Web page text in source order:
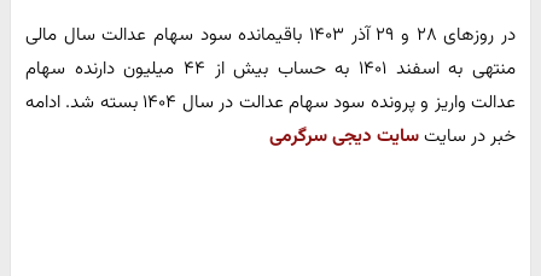
در روزهای ۲۸ و ۲۹ آذر ۱۴۰۳ باقیمانده سود سهام عدالت سال مالی
منتهی به اسفند ۱۴۰۱ به حساب بیش از ۴۴ میلیون دارنده سهام
عدالت واریز و پرونده سود سهام عدالت در سال ۱۴۰۴ بسته شد. ادامه
خبر در سایتسایت دیجی سرگرمی